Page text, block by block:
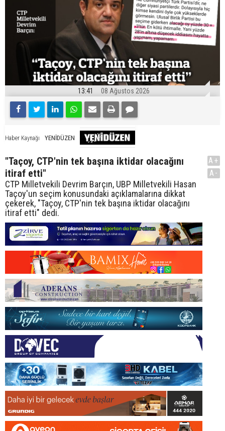
13:41 08 Ağustos 2026
Haber Kaynağı YENİDÜZEN
"Taçoy, CTP'nin tek başına iktidar olacağını
itiraf etti"
CTP Milletvekili Devrim Barçın, UBP Milletvekili Hasan
Taçoy'un seçim konusundaki açıklamalarına dikkat
çekerek, "Taçoy, CTP'nin tek başına iktidar olacağını
itiraf etti" dedi.
A+
A-